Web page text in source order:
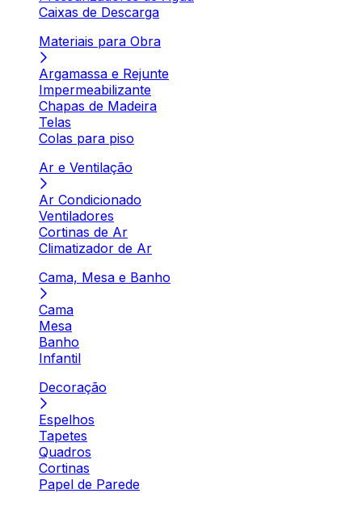
Caixas de Descarga
Materiais para Obra
Argamassa e Rejunte
Impermeabilizante
Chapas de Madeira
Telas
Colas para piso
Ar e Ventilação
Ar Condicionado
Ventiladores
Cortinas de Ar
Climatizador de Ar
Cama, Mesa e Banho
Cama
Mesa
Banho
Infantil
Decoração
Espelhos
Tapetes
Quadros
Cortinas
Papel de Parede